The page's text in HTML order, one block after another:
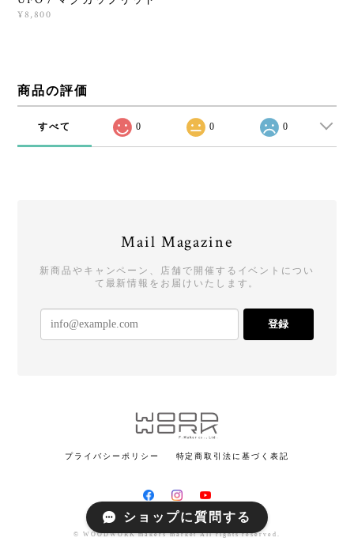
¥8,800
商品の評価
すべて 0 0 0
Mail Magazine
新商品やキャンペーン、店舗で開催するイベントについ
て最新情報をお届けいたします。
登録
プライバシーポリシー 特定商取引法に基づく表記
© WOODWORK makers market All rights reserved.
ショップに質問する